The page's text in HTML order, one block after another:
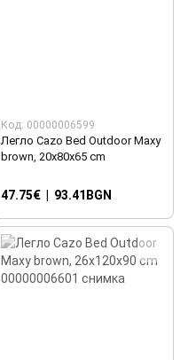
Код: 00000006599
Легло Cazo Bed Outdoor Maxy
brown, 20x80x65 cm
47.75€ 93.41BGN